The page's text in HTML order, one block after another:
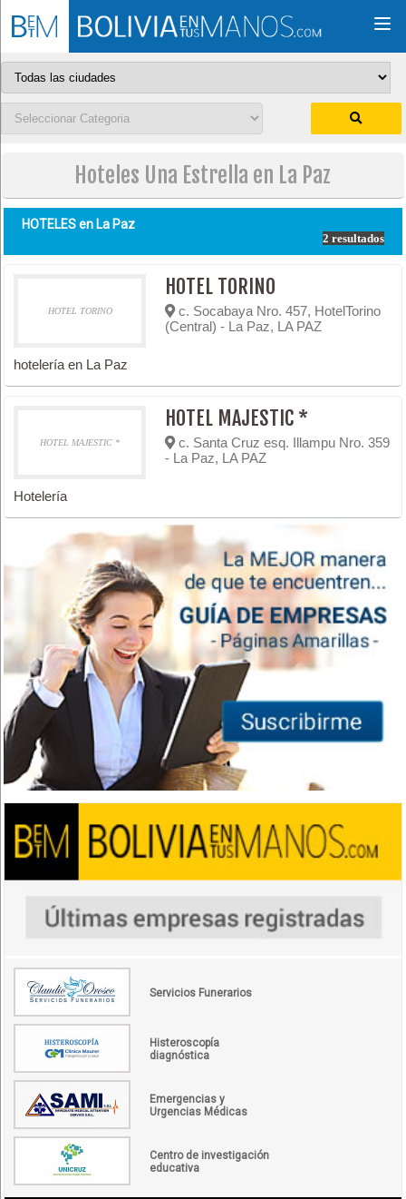
Hoteles Una Estrella en La Paz
HOTELES en La Paz
2 resultados
HOTEL TORINO
HOTEL TORINO
c. Socabaya Nro. 457, HotelTorino
(Central) - La Paz, LA PAZ
hotelería en La Paz
HOTEL MAJESTIC *
HOTEL MAJESTIC *
c. Santa Cruz esq. Illampu Nro. 359
- La Paz, LA PAZ
Hotelería
Servicios Funerarios
Histeroscopía
diagnóstica
Emergencias y
Urgencias Médicas
Centro de investigación
educativa